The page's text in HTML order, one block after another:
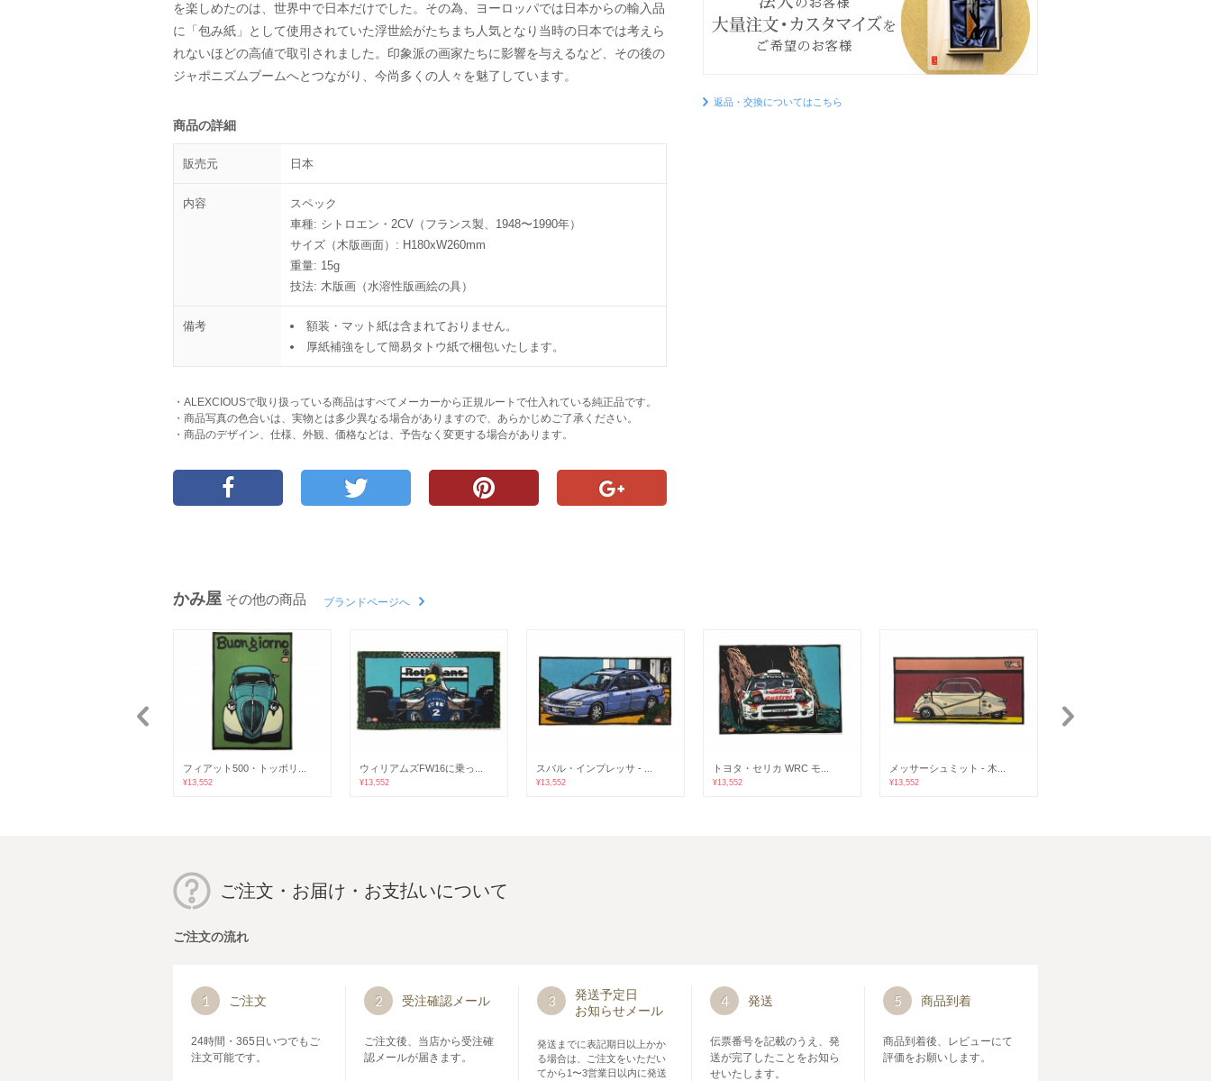
を楽しめたのは、世界中で日本だけでした。その為、ヨーロッパでは日本からの輸入品
に「包み紙」として使用されていた浮世絵がたちまち人気となり当時の日本では考えら
れないほどの高値で取引されました。印象派の画家たちに影響を与えるなど、その後の
ジャポニズムブームへとつながり、今尚多くの人々を魅了しています。
商品の詳細
販売元 日本
内容
スペック
車種: シトロエン・2CV（フランス製、1948〜1990年）
サイズ（木版画面）: H180xW260mm
重量: 15g
技法: 木版画（水溶性版画絵の具）
備考
額装・マット紙は含まれておりません。
厚紙補強をして簡易タトウ紙で梱包いたします。
・ALEXCIOUSで取り扱っている商品はすべてメーカーから正規ルートで仕入れている純正品です。
・商品写真の色合いは、実物とは多少異なる場合がありますので、あらかじめご了承ください。
・商品のデザイン、仕様、外観、価格などは、予告なく変更する場合があります。
返品・交換についてはこちら
かみ屋 その他の商品 ブランドページへ
フィアット500・トッポリ...
¥13,552
ウィリアムズFW16に乗っ...
¥13,552
スバル・インプレッサ - ...
¥13,552
トヨタ・セリカ WRC モ...
¥13,552
メッサーシュミット - 木...
¥13,552
ご注文・お届け・お支払いについて
ご注文の流れ
1 ご注文
24時間・365日いつでもご
注文可能です。
2 受注確認メール
ご注文後、当店から受注確
認メールが届きます。
3
発送予定日
お知らせメール
発送までに表記期日以上かか
る場合は、ご注文をいただい
てから1〜3営業日以内に発送
4 発送
伝票番号を記載のうえ、発
送が完了したことをお知ら
せいたします。
5 商品到着
商品到着後、レビューにて
評価をお願いします。